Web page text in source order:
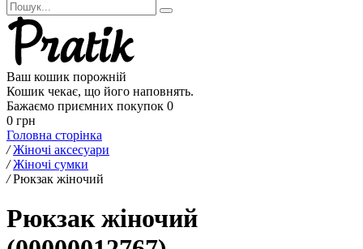
Ваш кошик порожній
Кошик чекає, що його наповнять.
Бажаємо приємних покупок 0
0 грн
Головна сторінка
/ Жіночі аксесуари
/ Жіночі сумки
/ Рюкзак жіночий
Рюкзак жіночий